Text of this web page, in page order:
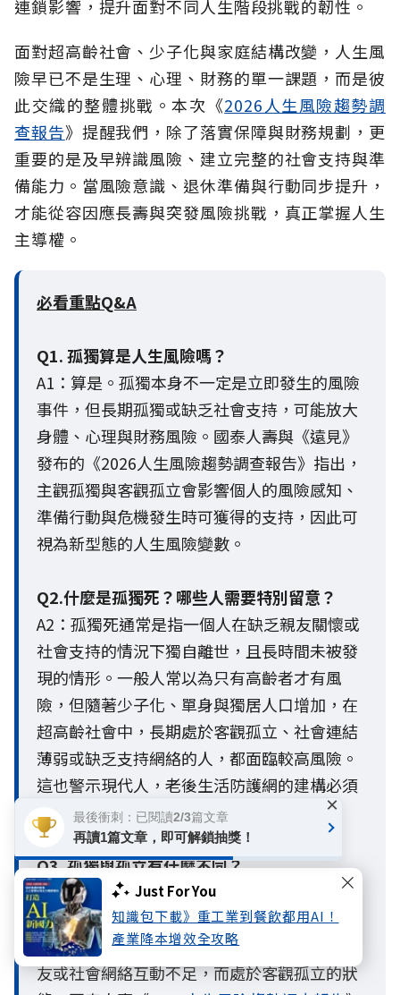
Just For You
知識包下載》重工業到餐飲都用AI！
產業降本增效全攻略
連鎖影響，提升面對不同人生階段挑戰的韌性。
面對超高齡社會、少子化與家庭結構改變，人生風
險早已不是生理、心理、財務的單一課題，而是彼
此交織的整體挑戰。本次《2026人生風險趨勢調
查報告》提醒我們，除了落實保障與財務規劃，更
重要的是及早辨識風險、建立完整的社會支持與準
備能力。當風險意識、退休準備與行動同步提升，
才能從容因應長壽與突發風險挑戰，真正掌握人生
主導權。
必看重點Q&A
Q1. 孤獨算是人生風險嗎？
A1：算是。孤獨本身不一定是立即發生的風險
事件，但長期孤獨或缺乏社會支持，可能放大
身體、心理與財務風險。國泰人壽與《遠見》
發布的《2026人生風險趨勢調查報告》指出，
主觀孤獨與客觀孤立會影響個人的風險感知、
準備行動與危機發生時可獲得的支持，因此可
視為新型態的人生風險變數。
Q2.什麼是孤獨死？哪些人需要特別留意？
A2：孤獨死通常是指一個人在缺乏親友關懷或
社會支持的情況下獨自離世，且長時間未被發
現的情形。一般人常以為只有高齡者才有風
險，但隨著少子化、單身與獨居人口增加，在
超高齡社會中，長期處於客觀孤立、社會連結
薄弱或缺乏支持網絡的人，都面臨較高風險。
這也警示現代人，老後生活防護網的建構必須
提早啟動。
Q3. 孤獨與孤立有什麼不同？
A3：孤獨與孤立最大的不同，在於孤獨是主觀
的心理感受，孤立則是客觀的社會連結狀態。
一個人即使不覺得孤單，也可能因與家人、朋
友或社會網絡互動不足，而處於客觀孤立的狀
最後衝刺：已閱讀2/3篇文章
再讀1篇文章，即可解鎖抽獎！
×